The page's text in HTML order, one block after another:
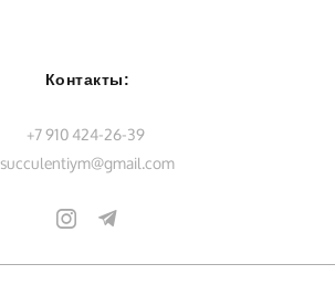
Контакты:
+7 910 424-26-39
succulentiym@gmail.com